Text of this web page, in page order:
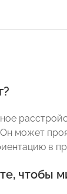
может
в
чтобы